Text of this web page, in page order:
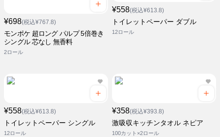
¥698(税込¥767.8)
モンポケ 超ロング パルプ 5倍巻き
シングル 芯なし 無香料
2ロール
¥558(税込¥613.8)
トイレットペーパー ダブル
12ロール
¥558(税込¥613.8)
トイレットペーパー シングル
12ロール
¥358(税込¥393.8)
激吸収キッチンタオル ネピア
100カット×2ロール